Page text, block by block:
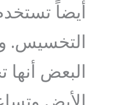
أيضاً
التخسيس.
البعض أنها